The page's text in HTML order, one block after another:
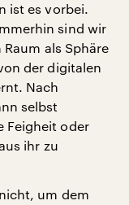
ist es vorbei.
sind wir
als Sphäre
der digitalen
Nach
selbst
Feigheit oder
ihr zu
um dem